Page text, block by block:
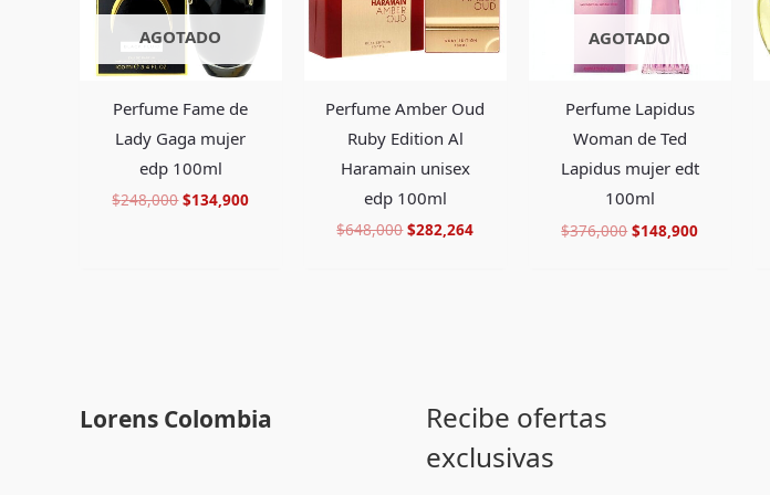
AGOTADO
Perfume Fame de
Lady Gaga mujer
edp 100ml
$248,000 $134,900
Perfume Amber Oud
Ruby Edition Al
Haramain unisex
edp 100ml
$648,000 $282,264
AGOTADO
Perfume Lapidus
Woman de Ted
Lapidus mujer edt
100ml
$376,000 $148,900
Lorens Colombia
Recibe ofertas
exclusivas